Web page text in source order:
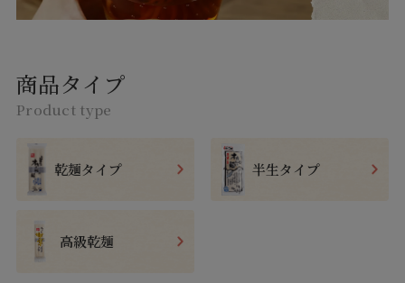
商品タイプ
Product type
乾麺タイプ 半生タイプ
高級乾麺